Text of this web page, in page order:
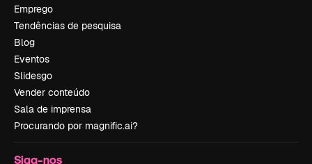
Emprego
Tendências de pesquisa
Blog
Eventos
Slidesgo
Vender conteúdo
Sala de imprensa
Procurando por magnific.ai?
Siga-nos